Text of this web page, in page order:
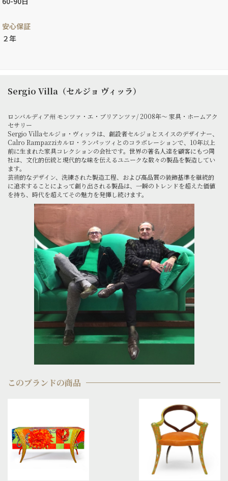
安心保証
２年
Sergio Villa（セルジョ ヴィッラ）
ロンバルディア州 モンツァ・エ・ブリアンツァ/ 2008年～ 家具・ホームアク
セサリー
Sergio Villaセルジョ・ヴィッラは、創設者セルジョとスイスのデザイナー、
Calro Rampazziカルロ・ランパッツィとのコラボレーションで、10年以上
前に生まれた家具コレクションの会社です。世界の著名人達を顧客にもつ同
社は、文化的伝統と現代的な味を伝えるユニークな数々の製品を製造してい
ます。
芸術的なデザイン、洗練された製造工程、および高品質の装飾基準を継続的
に追求することによって創り出される製品は、一瞬のトレンドを超えた価値
を持ち、時代を超えてその魅力を発揮し続けます。
このブランドの商品